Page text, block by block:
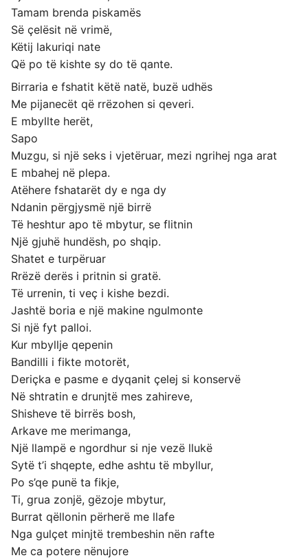
Tamam brenda piskamës
Së çelësit në vrimë,
Këtij lakuriqi nate
Që po të kishte sy do të qante.
Birraria e fshatit këtë natë, buzë udhës
Me pijanecët që rrëzohen si qeveri.
E mbyllte herët,
Sapo
Muzgu, si një seks i vjetëruar, mezi ngrihej nga arat
E mbahej në plepa.
Atëhere fshatarët dy e nga dy
Ndanin përgjysmë një birrë
Të heshtur apo të mbytur, se flitnin
Një gjuhë hundësh, po shqip.
Shatet e turpëruar
Rrëzë derës i pritnin si gratë.
Të urrenin, ti veç i kishe bezdi.
Jashtë boria e një makine ngulmonte
Si një fyt palloi.
Kur mbyllje qepenin
Bandilli i fikte motorët,
Deriçka e pasme e dyqanit çelej si konservë
Në shtratin e drunjtë mes zahireve,
Shisheve të birrës bosh,
Arkave me merimanga,
Një llampë e ngordhur si nje vezë llukë
Sytë t’i shqepte, edhe ashtu të mbyllur,
Po s’qe punë ta fikje,
Ti, grua zonjë, gëzoje mbytur,
Burrat qëllonin përherë me llafe
Nga gulçet minjtë trembeshin nën rafte
Me ca potere nënujore